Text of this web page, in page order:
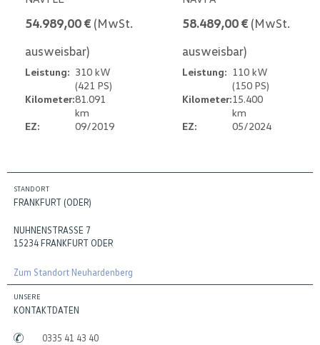
54.989,00 € (MwSt.
ausweisbar)
Leistung: 310 kW
(421 PS)
Kilometer:81.091
km
EZ:
09/2019
58.489,00 € (MwSt.
ausweisbar)
Leistung: 110 kW
(150 PS)
Kilometer:15.400
km
EZ:
05/2024
STANDORT
FRANKFURT (ODER)
NUHNENSTRASSE 7
15234 FRANKFURT ODER
Zum Standort Neuhardenberg
UNSERE
KONTAKTDATEN
0335 41 43 40